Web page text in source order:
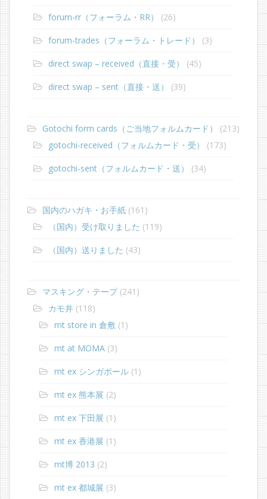
forum-rr（フォーラム・RR） (26)
forum-trades（フォーラム・トレード） (3)
direct swap – received（直接・受） (45)
direct swap – sent（直接・送） (39)
Gotochi form cards（ご当地フォルムカード）
(213)
gotochi-received（フォルムカード・受）
(173)
gotochi-sent（フォルムカード・送） (34)
国内のハガキ・お手紙 (161)
（国内）受け取りました (119)
（国内）送りました (43)
マスキング・テープ(241)
カモ井 (118)
mt store in 倉敷 (1)
mt at MOMA (3)
mt ex シンガポール (1)
mt ex 熊本展 (2)
mt ex 下田展 (1)
mt ex 香港展 (1)
mt博 2013 (2)
mt ex 都城展 (3)